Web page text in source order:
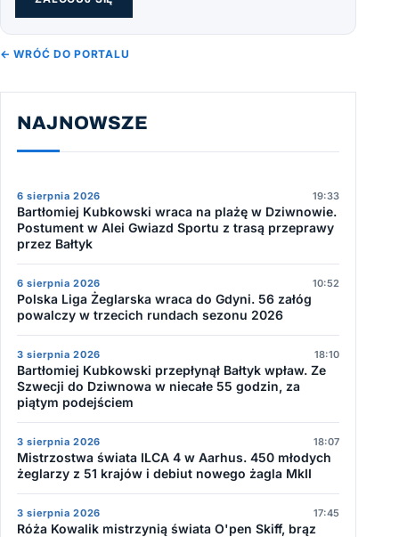
← WRÓĆ DO PORTALU
NAJNOWSZE
6 sierpnia 2026 19:33
Bartłomiej Kubkowski wraca na plażę w Dziwnowie.
Postument w Alei Gwiazd Sportu z trasą przeprawy
przez Bałtyk
6 sierpnia 2026 10:52
Polska Liga Żeglarska wraca do Gdyni. 56 załóg
powalczy w trzecich rundach sezonu 2026
3 sierpnia 2026 18:10
Bartłomiej Kubkowski przepłynął Bałtyk wpław. Ze
Szwecji do Dziwnowa w niecałe 55 godzin, za
piątym podejściem
3 sierpnia 2026 18:07
Mistrzostwa świata ILCA 4 w Aarhus. 450 młodych
żeglarzy z 51 krajów i debiut nowego żagla MkII
3 sierpnia 2026 17:45
Róża Kowalik mistrzynią świata O'pen Skiff, brąz